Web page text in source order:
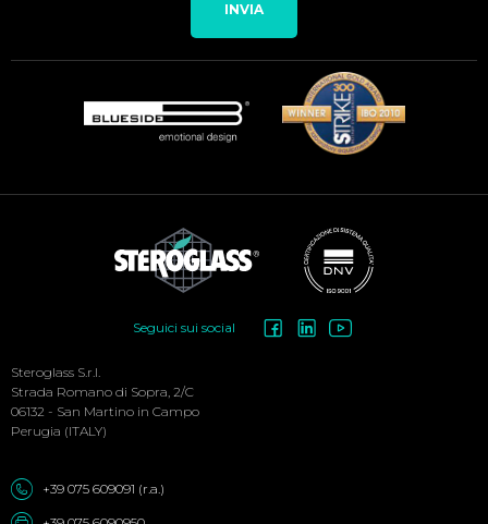
INVIA
Menu
Seguici sui social
Steroglass S.r.l.
Strada Romano di Sopra, 2/C
06132 - San Martino in Campo
Perugia (ITALY)
+39 075 609091 (r.a.)